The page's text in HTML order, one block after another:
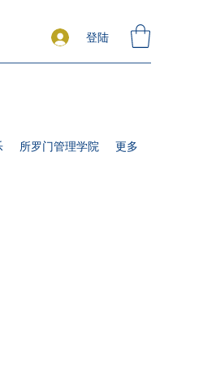
登陆
所罗门管理学院 更多